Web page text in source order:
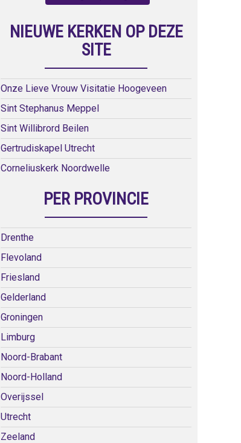
NIEUWE KERKEN OP DEZE
SITE
Onze Lieve Vrouw Visitatie Hoogeveen
Sint Stephanus Meppel
Sint Willibrord Beilen
Gertrudiskapel Utrecht
Corneliuskerk Noordwelle
PER PROVINCIE
Drenthe
Flevoland
Friesland
Gelderland
Groningen
Limburg
Noord-Brabant
Noord-Holland
Overijssel
Utrecht
Zeeland